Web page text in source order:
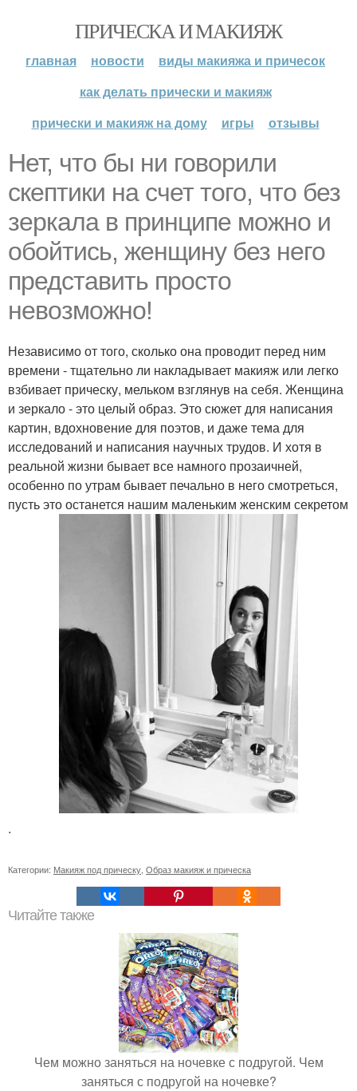
ПРИЧЕСКА И МАКИЯЖ
главная новости
виды макияжа и причесок
как делать прически и макияж
прически и макияж на дому
игры отзывы
Нет, что бы ни говорили
скептики на счет того, что без
зеркала в принципе можно и
обойтись, женщину без него
представить просто
невозможно!
Независимо от того, сколько она проводит перед ним
времени - тщательно ли накладывает макияж или легко
взбивает прическу, мельком взглянув на себя. Женщина
и зеркало - это целый образ. Это сюжет для написания
картин, вдохновение для поэтов, и даже тема для
исследований и написания научных трудов. И хотя в
реальной жизни бывает все намного прозаичней,
особенно по утрам бывает печально в него смотреться,
пусть это останется нашим маленьким женским секретом
.
Категории: Макияж под прическу Образ макияж и прическа
Читайте также
Чем можно заняться на ночевке с подругой. Чем
заняться с подругой на ночевке?